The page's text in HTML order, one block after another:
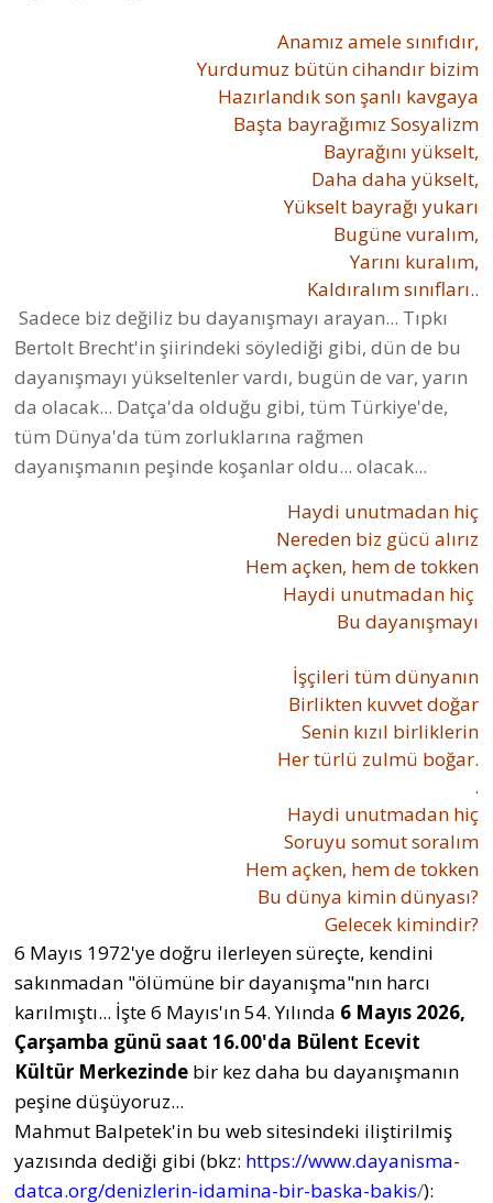
Anamız amele sınıfıdır,
Yurdumuz bütün cihandır bizim
Hazırlandık son şanlı kavgaya
Başta bayrağımız Sosyalizm
Bayrağını yükselt,
Daha daha yükselt,
Yükselt bayrağı yukarı
Bugüne vuralım,
Yarını kuralım,
Kaldıralım sınıfları..
Sadece biz değiliz bu dayanışmayı arayan... Tıpkı
Bertolt Brecht'in şiirindeki söylediği gibi, dün de bu
dayanışmayı yükseltenler vardı, bugün de var, yarın
da olacak... Datça'da olduğu gibi, tüm Türkiye'de,
tüm Dünya'da tüm zorluklarına rağmen
dayanışmanın peşinde koşanlar oldu... olacak...
Haydi unutmadan hiç
Nereden biz gücü alırız
Hem açken, hem de tokken
Haydi unutmadan hiç
Bu dayanışmayı
İşçileri tüm dünyanın
Birlikten kuvvet doğar
Senin kızıl birliklerin
Her türlü zulmü boğar.
.
Haydi unutmadan hiç
Soruyu somut soralım
Hem açken, hem de tokken
Bu dünya kimin dünyası?
Gelecek kimindir?
6 Mayıs 1972'ye doğru ilerleyen süreçte, kendini
sakınmadan "ölümüne bir dayanışma"nın harcı
karılmıştı... İşte 6 Mayıs'ın 54. Yılında 6 Mayıs 2026,
Çarşamba günü saat 16.00'da Bülent Ecevit
Kültür Merkezinde bir kez daha bu dayanışmanın
peşine düşüyoruz...
Mahmut Balpetek'in bu web sitesindeki iliştirilmiş
yazısında dediği gibi (bkz: https://www.dayanisma-
datca.org/denizlerin-idamina-bir-baska-bakis/):